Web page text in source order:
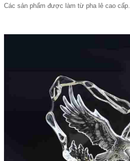
Các sản phẩm được làm từ pha lê cao cấp.